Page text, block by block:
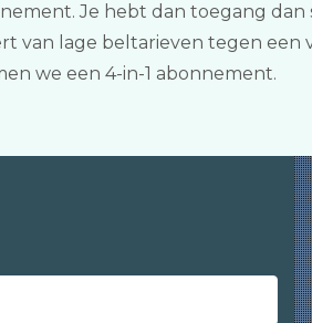
Je hebt dan toegang
van lage beltarieven tegen
we een 4-in-1 abonnement.